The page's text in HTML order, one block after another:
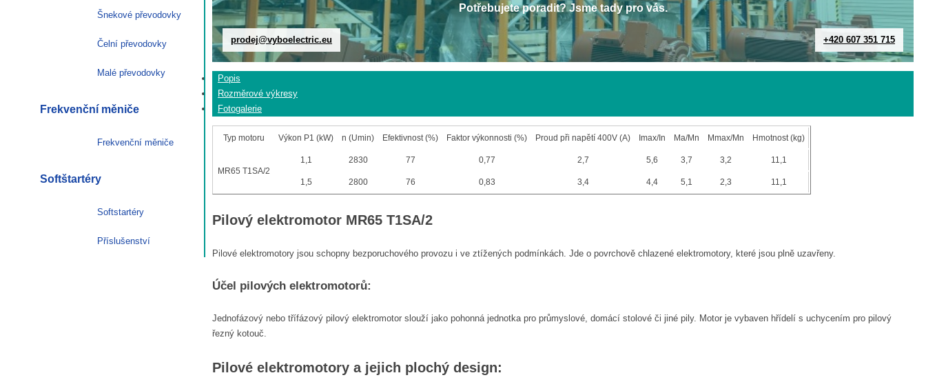
Potřebujete poradit? Jsme tady pro vás.
prodej@vyboelectric.eu +420 607 351 715
Popis
Rozměrové výkresy
Fotogalerie
Typ motoru Výkon P1 (kW) n (Umin) Efektivnost (%) Faktor výkonnosti (%) Proud při napětí 400V (A) Imax/In Ma/Mn Mmax/Mn Hmotnost (kg)
MR65 T1SA/2
1,1 2830 77 0,77 2,7 5,6 3,7 3,2 11,1
1,5 2800 76 0,83 3,4 4,4 5,1 2,3 11,1
Pilový elektromotor MR65 T1SA/2
Pilové elektromotory jsou schopny bezporuchového provozu i ve ztížených podmínkách. Jde o povrchově chlazené elektromotory, které jsou plně uzavřeny.
Účel pilových elektromotorů:
Jednofázový nebo třífázový pilový elektromotor slouží jako pohonná jednotka pro průmyslové, domácí stolové či jiné pily. Motor je vybaven hřídelí s uchycením pro pilový
řezný kotouč.
Pilové elektromotory a jejich plochý design:
Šnekové převodovky
Čelní převodovky
Malé převodovky
Frekvenční měniče
Frekvenční měniče
Softštartéry
Softstartéry
Příslušenství